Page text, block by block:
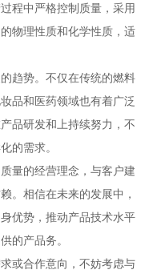
程中严格控制质量，采用
物理性质和化学性质，适
趋势。不仅在传统的燃料
品和医药领域也有着广泛
品研发和上持续努力，不
的需求。
量的经营理念，与客户建
。相信在未来的发展中，
优势，推动产品技术水平
的产品务。
或合作意向，不妨考虑与